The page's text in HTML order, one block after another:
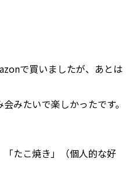
で買いましたが、あとは
みたいで楽しかったです。
たこ焼き」（個人的な好